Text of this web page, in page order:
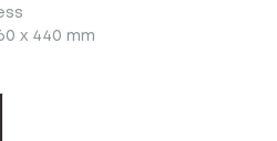
x 440 mm